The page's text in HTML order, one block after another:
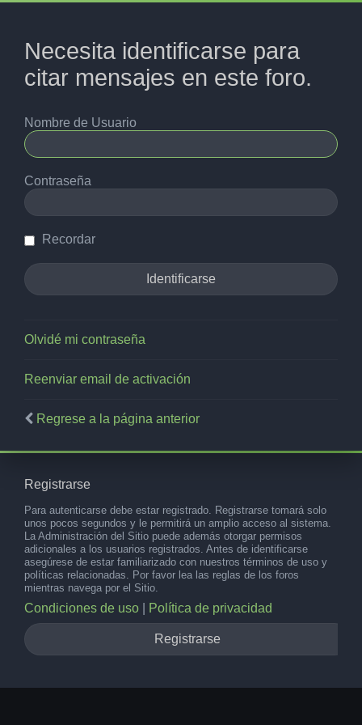
Necesita identificarse para
citar mensajes en este foro.
Nombre de Usuario
Contraseña
Recordar
Olvidé mi contraseña
Reenviar email de activación
Regrese a la página anterior
Registrarse
Para autenticarse debe estar registrado. Registrarse tomará solo
unos pocos segundos y le permitirá un amplio acceso al sistema.
La Administración del Sitio puede además otorgar permisos
adicionales a los usuarios registrados. Antes de identificarse
asegúrese de estar familiarizado con nuestros términos de uso y
políticas relacionadas. Por favor lea las reglas de los foros
mientras navega por el Sitio.
Condiciones de uso Política de privacidad
Registrarse